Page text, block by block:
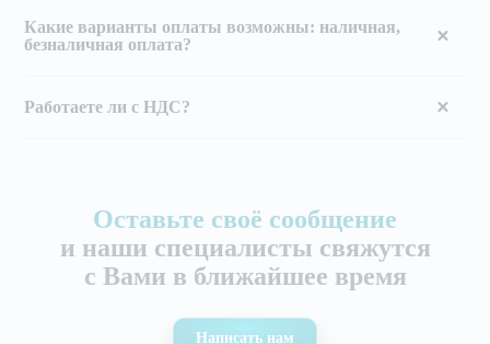
Какие варианты оплаты возможны: наличная,
безналичная оплата?
Работаете ли с НДС?
Оставьте своё сообщение
и наши специалисты свяжутся
с Вами в ближайшее время
Написать нам